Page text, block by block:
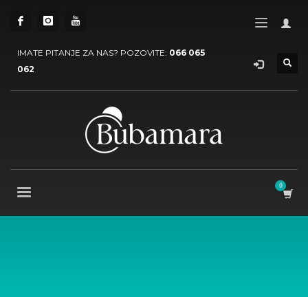
IMATE PITANJE ZA NAS? POZOVITE: 066 065
062